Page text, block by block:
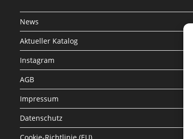
News
Aktueller Katalog
Instagram
AGB
Impressum
Datenschutz